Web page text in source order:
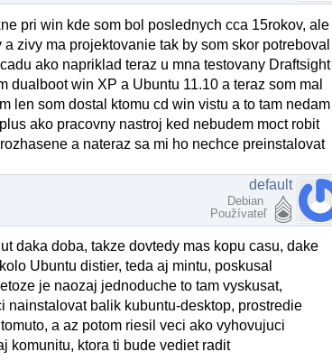
pri win kde som bol poslednych cca 15rokov, ale
zivy ma projektovanie tak by som skor potreboval
ako napriklad teraz u mna testovany Draftsight
dualboot win XP a Ubuntu 11.10 a teraz som mal
len som dostal ktomu cd win vistu a to tam nedam
ako pracovny nastroj ked nebudem moct robit
a nateraz sa mi ho nechce preinstalovat
default
Debian
Používateľ
daka doba, takze dovtedy mas kopu casu, dake
Ubuntu distier, teda aj mintu, poskusal
je naozaj jednoduche to tam vyskusat,
nainstalovat balik kubuntu-desktop, prostredie
a az potom riesil veci ako vyhovujuci
komunitu, ktora ti bude vediet radit